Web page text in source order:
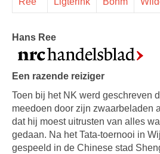
Hans Ree
Een razende reiziger
Toen bij het NK werd geschreven
meedoen door zijn zwaarbeladen
dat hij moest uitrusten van alles
gedaan. Na het Tata-toernooi in
gespeeld in de Chinese stad